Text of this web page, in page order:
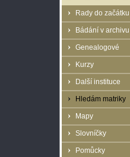
Rady do začátku
Bádání v archivu
Genealogové
Kurzy
Další instituce
Hledám matriky
Mapy
Slovníčky
Pomůcky